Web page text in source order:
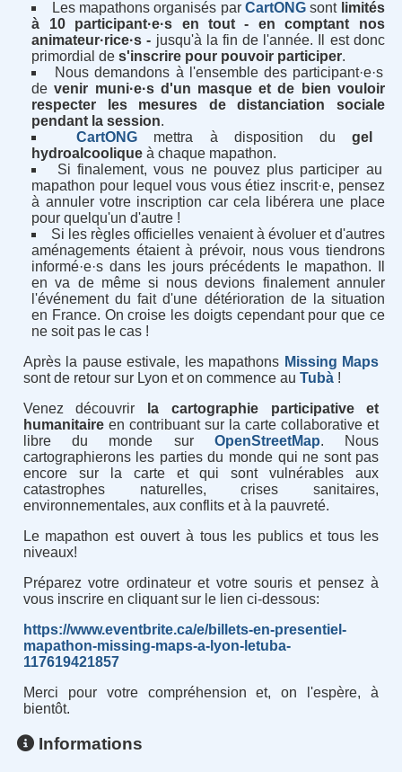
Les mapathons organisés par CartONGsontlimités
à 10 participant·e·s en tout - en comptant nos
animateur·rice·s - jusqu'à la fin de l'année. Il est donc
primordial des'inscrire pour pouvoir participer.
Nous demandons à l'ensemble des participant·e·s
devenir muni·e·s d'un masque et de bien vouloir
respecter les mesures de distanciation sociale
pendant la session.
CartONG mettra à disposition du gel
hydroalcoolique à chaque mapathon.
Si finalement, vous ne pouvez plus participer au
mapathon pour lequel vous vous étiez inscrit·e, pensez
à annuler votre inscription car cela libérera une place
pour quelqu'un d'autre !
Si les règles officielles venaient à évoluer et d'autres
aménagements étaient à prévoir, nous vous tiendrons
informé·e·s dans les jours précédents le mapathon. Il
en va de même si nous devions finalement annuler
l'événement du fait d'une détérioration de la situation
en France. On croise les doigts cependant pour que ce
ne soit pas le cas !
Après la pause estivale, les mapathons Missing Maps
sont de retour sur Lyon et on commence au Tubà!
Venez découvrir
la cartographie participative et
humanitaireen contribuant sur la carte collaborative et
libre du monde surOpenStreetMap. Nous
cartographierons les parties du monde qui ne sont pas
encore sur la carte et qui sont vulnérables aux
catastrophes naturelles, crises sanitaires,
environnementales, aux conflits et à la pauvreté.
Le mapathon est ouvert à tous les publics et tous les
niveaux!
Préparez votre ordinateur et votre souris et pensez à
vous inscrire en cliquant sur le lien ci-dessous:
https://www.eventbrite.ca/e/billets-en-presentiel-
mapathon-missing-maps-a-lyon-letuba-
117619421857
Merci pour votre compréhension et, on l'espère, à
bientôt.
Informations